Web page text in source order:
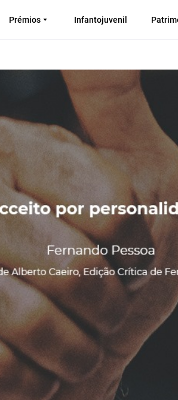
Prémios Infantojuvenil